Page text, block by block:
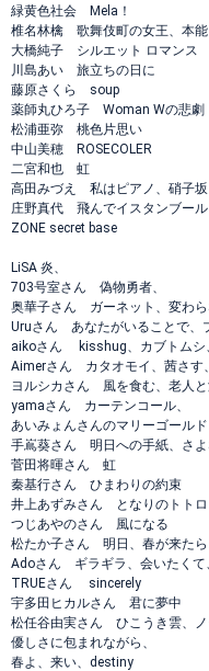
緑黄色社会 Mela！
椎名林檎 歌舞伎町の女王、本能
大橋純子 シルエット ロマンス
川島あい 旅立ちの日に
藤原さくら soup
薬師丸ひろ子 Woman Wの悲劇
松浦亜弥 桃色片思い
中山美穂 ROSECOLER
二宮和也 虹
高田みづえ 私はピアノ、硝子坂
庄野真代 飛んでイスタンブール
ZONE secret base
LiSA 炎、
703号室さん 偽物勇者、
奥華子さん ガーネット、変わら
Uruさん あなたがいることで、
aikoさん kisshug、カブトムシ
Aimerさん カタオモイ、茜さす
ヨルシカさん 風を食む、老人と
yamaさん カーテンコール、
あいみょんさんのマリーゴール
手嶌葵さん 明日への手紙、さ
菅田将暉さん 虹
秦基行さん ひまわりの約束
井上あずみさん となりのトトロ
つじあやのさん 風になる
松たか子さん 明日、春が来たら
Adoさん ギラギラ、会いたくて
TRUEさん sincerely
宇多田ヒカルさん 君に夢中
松任谷由実さん ひこうき雲、ノ
優しさに包まれながら、
春よ、来い、destiny